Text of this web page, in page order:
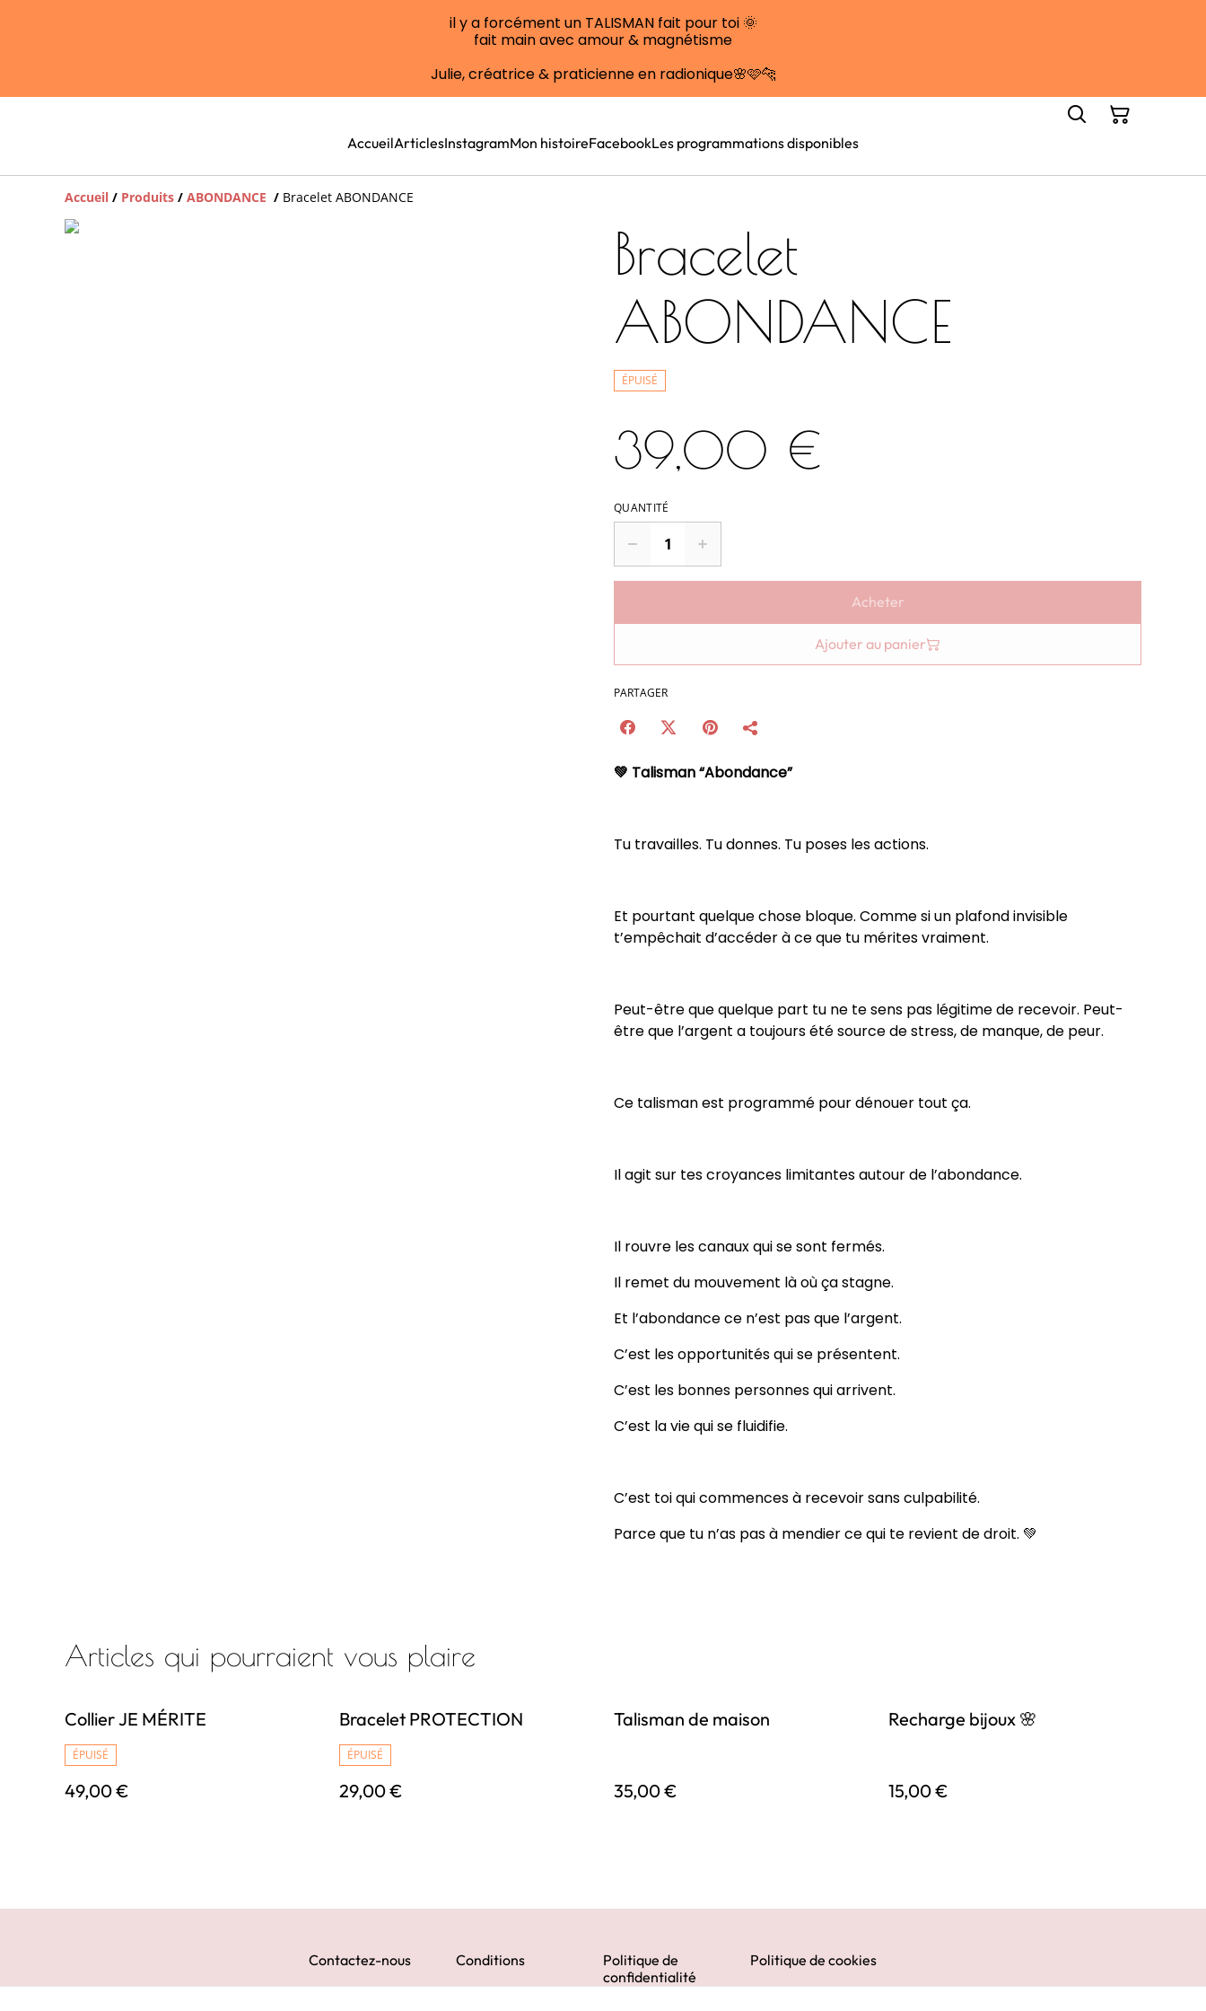
il y a forcément un TALISMAN fait pour toi 🌞
fait main avec amour & magnétisme
Julie, créatrice & praticienne en radionique🌸🩷🐆
AccueilArticlesInstagramMon histoireFacebookLes programmations disponibles
Accueil / Produits / ABONDANCE / Bracelet ABONDANCE
Bracelet
ABONDANCE
ÉPUISÉ
39,00 €
QUANTITÉ
Acheter
Ajouter au panier
PARTAGER
💚 Talisman “Abondance”
Tu travailles. Tu donnes. Tu poses les actions.
Et pourtant quelque chose bloque. Comme si un plafond invisible
t’empêchait d’accéder à ce que tu mérites vraiment.
Peut-être que quelque part tu ne te sens pas légitime de recevoir. Peut-
être que l’argent a toujours été source de stress, de manque, de peur.
Ce talisman est programmé pour dénouer tout ça.
Il agit sur tes croyances limitantes autour de l’abondance.
Il rouvre les canaux qui se sont fermés.
Il remet du mouvement là où ça stagne.
Et l’abondance ce n’est pas que l’argent.
C’est les opportunités qui se présentent.
C’est les bonnes personnes qui arrivent.
C’est la vie qui se fluidifie.
C’est toi qui commences à recevoir sans culpabilité.
Parce que tu n’as pas à mendier ce qui te revient de droit. 💚
Articles qui pourraient vous plaire
Collier JE MÉRITE
ÉPUISÉ
49,00 €
Bracelet PROTECTION
ÉPUISÉ
29,00 €
Talisman de maison
35,00 €
Recharge bijoux 🌸
15,00 €
Contactez-nous Conditions
Politique de
confidentialité
Politique de cookies